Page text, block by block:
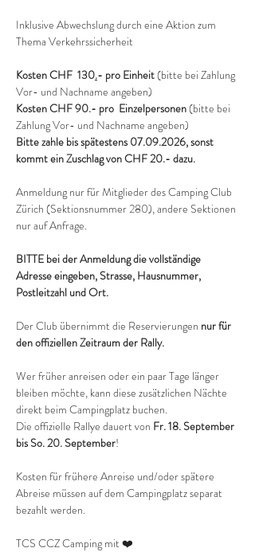
Inklusive Abwechslung durch eine Aktion zum
Thema Verkehrssicherheit
Kosten CHF  130.- pro Einheit (bitte bei Zahlung
Vor- und Nachname angeben)
Kosten CHF 90.- pro  Einzelpersonen (bitte bei
Zahlung Vor- und Nachname angeben)
Bitte zahle bis spätestens 07.09.2026, sonst
kommt ein Zuschlag von CHF 20.- dazu.
Anmeldung nur für Mitglieder des Camping Club
Zürich (Sektionsnummer 280), andere Sektionen
nur auf Anfrage.
BITTE bei der Anmeldung die vollständige
Adresse eingeben, Strasse, Hausnummer,
Postleitzahl und Ort.
Der Club übernimmt die Reservierungen nur für
den offiziellen Zeitraum der Rally.
Wer früher anreisen oder ein paar Tage länger
bleiben möchte, kann diese zusätzlichen Nächte
direkt beim Campingplatz buchen.
Die offizielle Rallye dauert von Fr. 18. September
bis So. 20. September!
Kosten für frühere Anreise und/oder spätere
Abreise müssen auf dem Campingplatz separat
bezahlt werden.
TCS CCZ Camping mit ❤️